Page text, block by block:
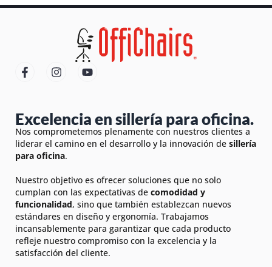
Excelencia en sillería para oficina.
Nos comprometemos plenamente con nuestros clientes a
liderar el camino en el desarrollo y la innovación de sillería
para oficina.
Nuestro objetivo es ofrecer soluciones que no solo
cumplan con las expectativas de comodidad y
funcionalidad, sino que también establezcan nuevos
estándares en diseño y ergonomía. Trabajamos
incansablemente para garantizar que cada producto
refleje nuestro compromiso con la excelencia y la
satisfacción del cliente.